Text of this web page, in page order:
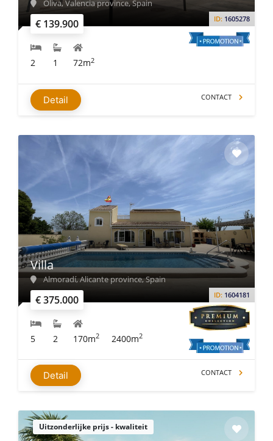
€ 139.900 ID: 1605278
Oliva, Valencia province, Spain
2 1 72m2
Detail CONTACT
€ 375.000 ID: 1604181
Villa
Almoradí, Alicante province, Spain
5 2 170m2 2400m2
Detail CONTACT
Uitzonderlijke prijs - kwaliteit